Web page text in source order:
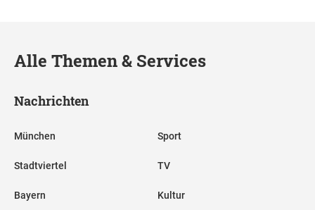
Alle Themen & Services
Nachrichten
München
Stadtviertel
Bayern
Sport
TV
Kultur